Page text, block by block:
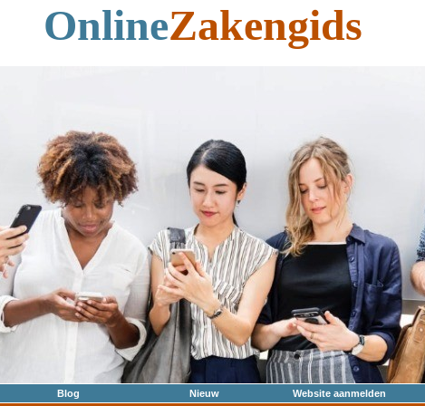
OnlineZakengids
Blog Nieuw Website aanmelden